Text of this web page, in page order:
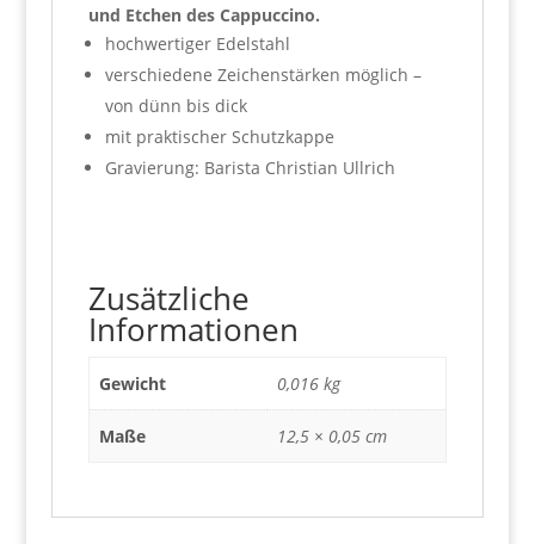
und Etchen des Cappuccino.
hochwertiger Edelstahl
verschiedene Zeichenstärken möglich –
von dünn bis dick
mit praktischer Schutzkappe
Gravierung: Barista Christian Ullrich
Zusätzliche
Informationen
Gewicht 0,016 kg
Maße 12,5 × 0,05 cm